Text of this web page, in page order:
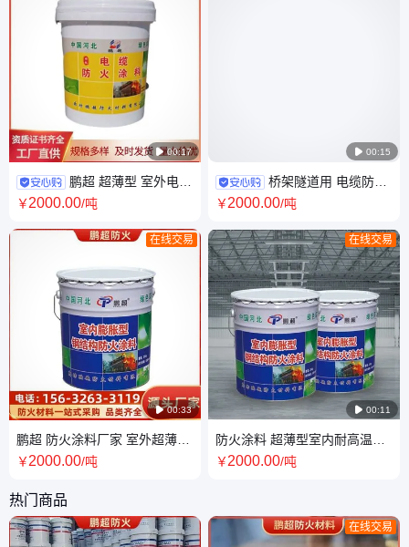
 00:17
鹏超 超薄型 室外电缆
防火涂料 阻燃隔热 附着力好 种
￥2000.00/吨
 00:33
在线交易
鹏超 防火涂料厂家 室外超薄型
防火涂料 附着力好 资质齐全
￥2000.00/吨
 00:15
桥架隧道用 电缆防火
涂料 饰面型防火漆 全国发货 配
￥2000.00/吨
 00:11
在线交易
防火涂料 超薄型室内耐高温防
腐蚀 涂层导热率低 不易脱落 鹏
￥2000.00/吨
热门商品
在线交易